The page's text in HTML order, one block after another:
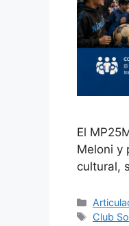
El
Meloni y
cultural,
Club